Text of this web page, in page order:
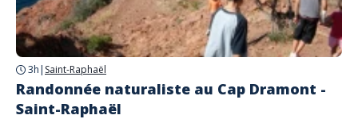
3h | Saint-Raphaël
Randonnée naturaliste au Cap Dramont -
Saint-Raphaël